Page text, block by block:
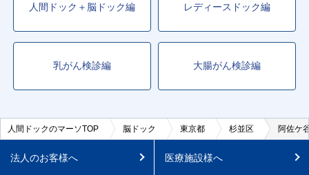
人間ドック＋脳ドック編 レディースドック編
乳がん検診編 大腸がん検診編
人間ドックのマーソTOP 脳ドック 東京都 杉並区 阿佐ケ
法人のお客様へ 医療施設様へ